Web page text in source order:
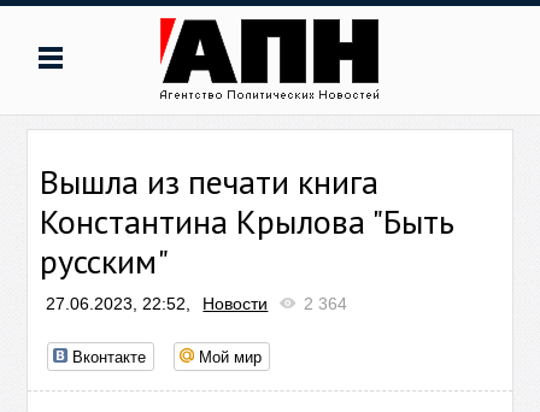
Вышла из печати книга
Константина Крылова "Быть
русским"
27.06.2023, 22:52, Новости 2 364
Вконтакте Мой мир